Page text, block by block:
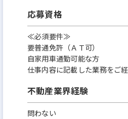
応募資格
≪必須要件≫
要普通免許（ＡＴ可）
自家用車通勤可能な方
仕事内容に記載した業務をご
不動産業界経験
問わない